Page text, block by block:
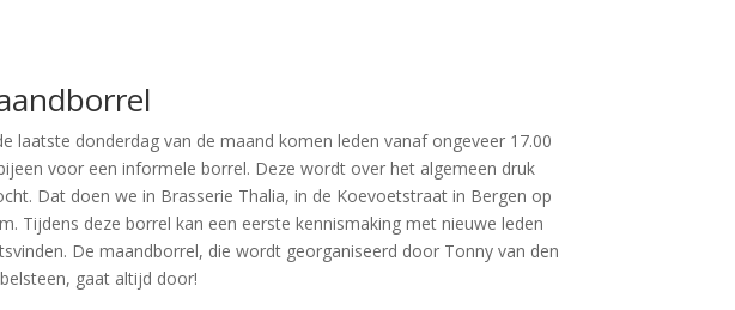
laatste donderdag van de maand komen leden vanaf ongeveer 17.00
voor een informele borrel. Deze wordt over het algemeen druk
Dat doen we in Brasserie Thalia, in de Koevoetstraat in Bergen op
Tijdens deze borrel kan een eerste kennismaking met nieuwe leden
De maandborrel, die wordt georganiseerd door Tonny van den
gaat altijd door!